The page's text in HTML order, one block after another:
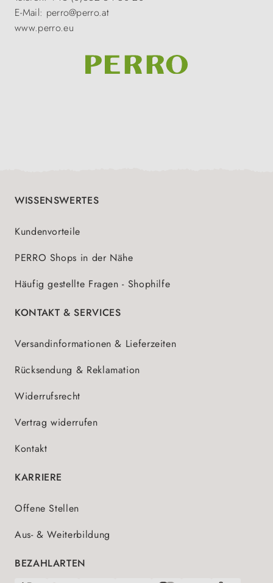
E-Mail: perro@perro.at
www.perro.eu
WISSENSWERTES
Kundenvorteile
PERRO Shops in der Nähe
Häufig gestellte Fragen - Shophilfe
KONTAKT & SERVICES
Versandinformationen & Lieferzeiten
Rücksendung & Reklamation
Widerrufsrecht
Vertrag widerrufen
Kontakt
KARRIERE
Offene Stellen
Aus- & Weiterbildung
BEZAHLARTEN